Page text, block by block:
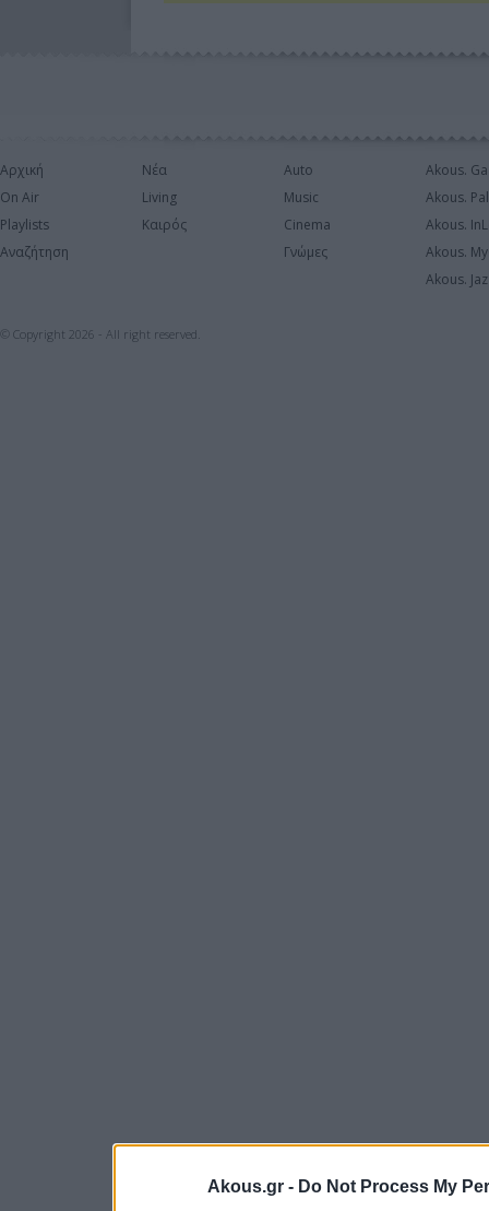
Akous.gr - Do Not Process My
Αρχική
On Air
Playlists
Αναζήτηση
Νέα
Living
Καιρός
Auto
Music
Cinema
Γνώμες
Akous.
Akous.
Akous.
Akous.
Akous.
© Copyright 2026 - All right reserved.